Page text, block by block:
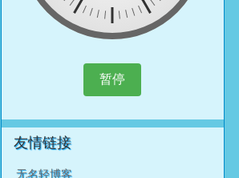
暂停
友情链接
无名轻博客